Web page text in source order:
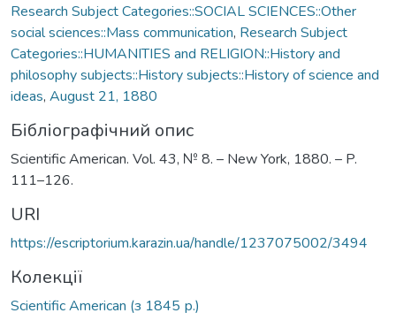
Research Subject Categories::SOCIAL SCIENCES::Other
social sciences::Mass communication, Research Subject
Categories::HUMANITIES and RELIGION::History and
philosophy subjects::History subjects::History of science and
ideas, August 21, 1880
Бібліографічний опис
Scientific American. Vol. 43, № 8. – New York, 1880. – P.
111–126.
URI
https://escriptorium.karazin.ua/handle/1237075002/3494
Колекції
Scientific American (з 1845 р.)